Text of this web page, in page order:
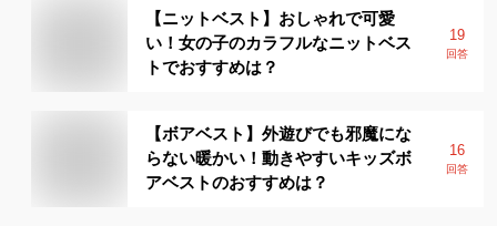
【ニットベスト】おしゃれで可愛
い！女の子のカラフルなニットベス
トでおすすめは？
19
回答
【ボアベスト】外遊びでも邪魔にな
らない暖かい！動きやすいキッズボ
アベストのおすすめは？
16
回答